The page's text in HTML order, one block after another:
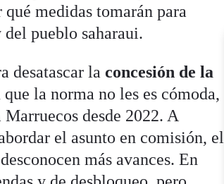
medidas tomarán para
pueblo saharaui.
desatascar laconcesión de la
que la norma no les es cómoda,
desde 2022. A
el asunto en comisión, el
más avances. En